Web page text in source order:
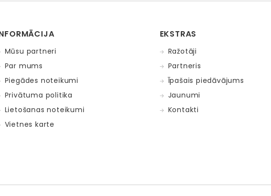
Mūsu partneri
Par mums
Piegādes noteikumi
Privātuma politika
Lietošanas noteikumi
Vietnes karte
EKSTRAS
Ražotāji
Partneris
Īpašais piedāvājums
Jaunumi
Kontakti